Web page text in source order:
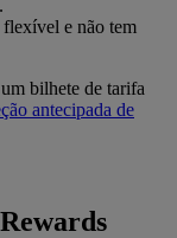
e não tem
bilhete de tarifa
antecipada de